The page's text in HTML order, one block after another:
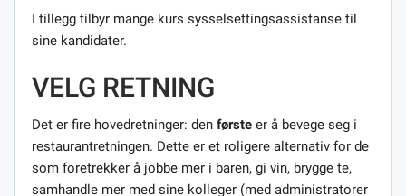
I tillegg tilbyr mange kurs sysselsettingsassistanse til
sine kandidater.
VELG RETNING
Det er fire hovedretninger: den første er å bevege seg i
restaurantretningen. Dette er et roligere alternativ for de
som foretrekker å jobbe mer i baren, gi vin, brygge te,
samhandle mer med sine kolleger (med administratorer